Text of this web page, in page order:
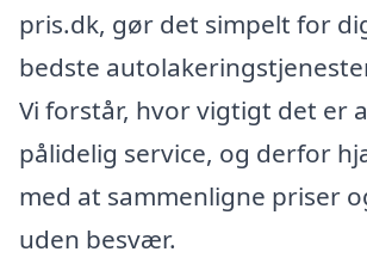
pris.dk, gør det simpelt for
bedste
Vi forstår, hvor vigtigt det er
pålidelig service, og derfor
med at sammenligne priser
uden besvær.